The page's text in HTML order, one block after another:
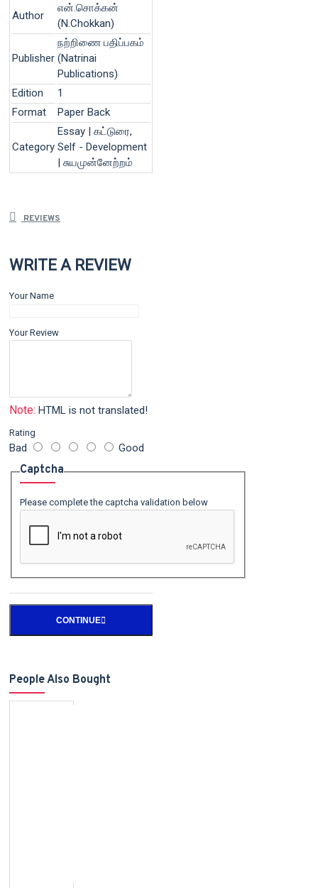
Author
என்.சொக்கன்
(N.Chokkan)
Publisher
நற்றிணை பதிப்பகம்
(Natrinai
Publications)
Edition
1
Format
Paper Back
Category
Essay | கட்டுரை,
Self - Development
| சுயமுன்னேற்றம்
REVIEWS
WRITE A REVIEW
Your Name
Your Review
Note: HTML is not translated!
Rating
Bad Good
Captcha
Please complete the captcha validation below
CONTINUE
People Also Bought